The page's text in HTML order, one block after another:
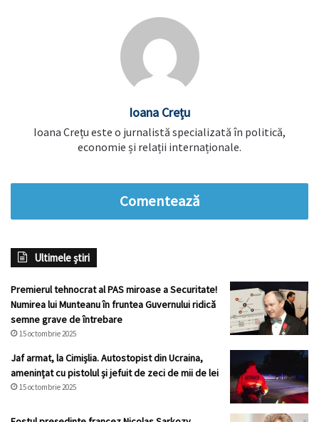
Ioana Crețu
Ioana Crețu este o jurnalistă specializată în politică,
economie și relații internaționale.
Comentează
Ultimele știri
Premierul tehnocrat al PAS miroase a Securitate!
Numirea lui Munteanu în fruntea Guvernului ridică
semne grave de întrebare
15 octombrie 2025
Jaf armat, la Cimișlia. Autostopist din Ucraina,
amenințat cu pistolul și jefuit de zeci de mii de lei
15 octombrie 2025